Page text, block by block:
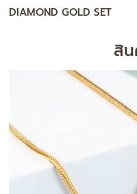
สร้อยคอ
สิน